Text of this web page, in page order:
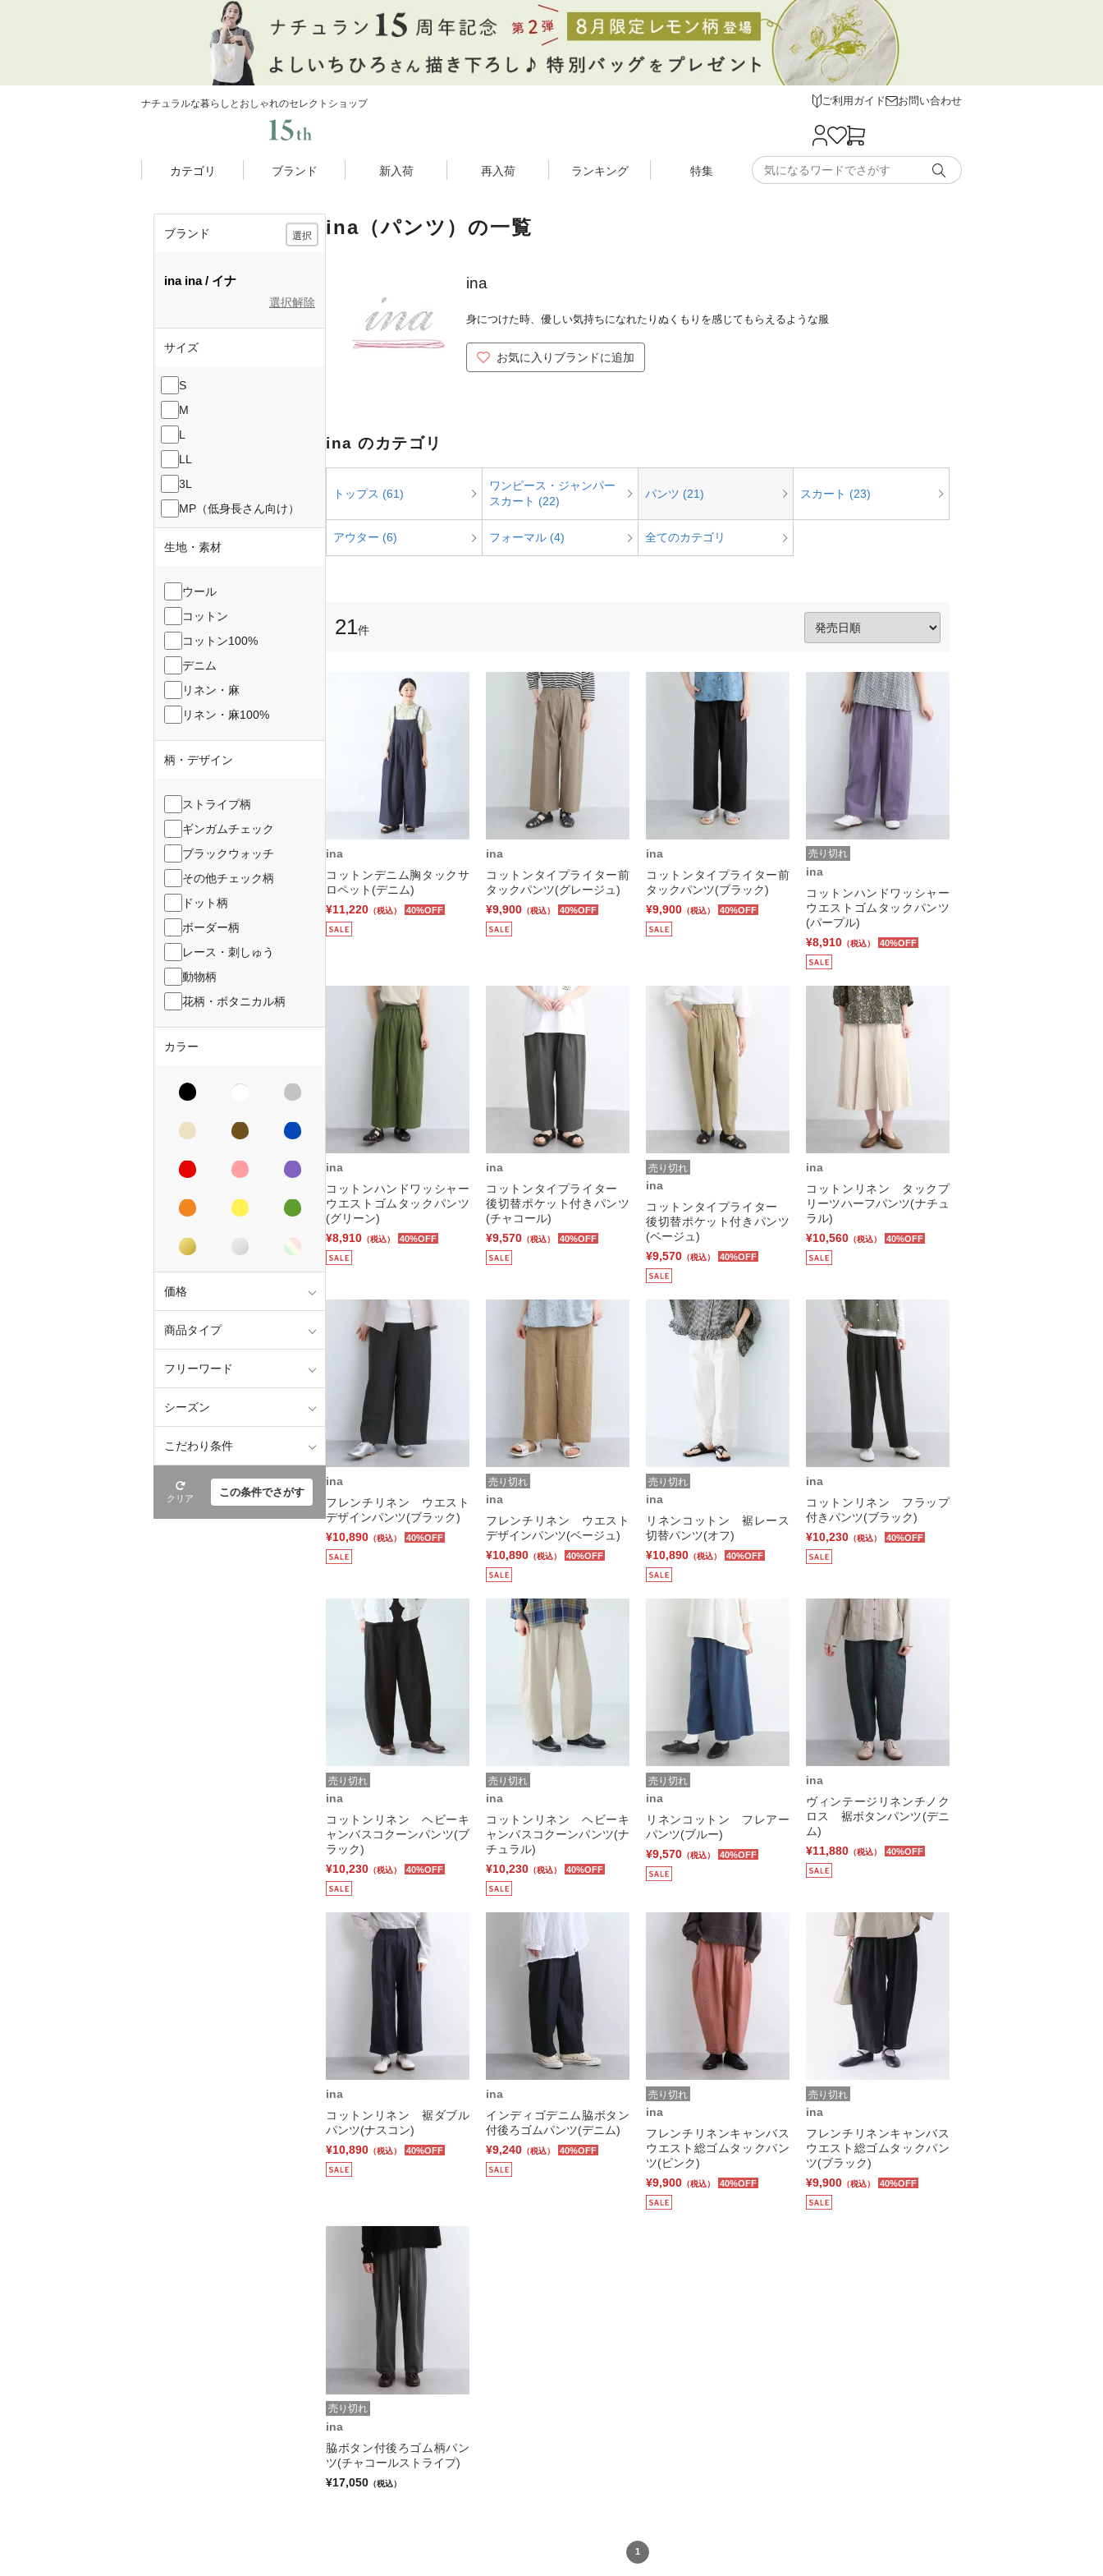
ナチュラルな暮らしとおしゃれのセレクトショップ ご利用ガイド お問い合わせ
カテゴリ ブランド 新入荷 再入荷 ランキング 特集
ブランド 選択
ina ina イナ
選択解除
サイズ
S
M
L
LL
3L
MP（低身長さん向け）
生地・素材
ウール
コットン
コットン100%
デニム
リネン・麻
リネン・麻100%
柄・デザイン
ストライプ柄
ギンガムチェック
ブラックウォッチ
その他チェック柄
ドット柄
ボーダー柄
レース・刺しゅう
動物柄
花柄・ボタニカル柄
カラー
価格
商品タイプ
フリーワード
シーズン
こだわり条件
クリア この条件でさがす
ina（パンツ）の一覧
ina
身につけた時、優しい気持ちになれたりぬくもりを感じてもらえるような服
お気に入りブランドに追加
ina のカテゴリ
トップス (61)
ワンピース・ジャンパー
スカート (22)
パンツ (21) スカート (23)
アウター (6) フォーマル (4) 全てのカテゴリ
21件
ina
コットンデニム胸タックサ
ロペット(デニム)
¥11,220 （税込） 40%OFF
ina
コットンタイプライター前
タックパンツ(グレージュ)
¥9,900 （税込） 40%OFF
ina
コットンタイプライター前
タックパンツ(ブラック)
¥9,900 （税込） 40%OFF
売り切れ
ina
コットンハンドワッシャー
ウエストゴムタックパンツ
(パープル)
¥8,910 （税込） 40%OFF
ina
コットンハンドワッシャー
ウエストゴムタックパンツ
(グリーン)
¥8,910 （税込） 40%OFF
ina
コットンタイプライター
後切替ポケット付きパンツ
(チャコール)
¥9,570 （税込） 40%OFF
売り切れ
ina
コットンタイプライター
後切替ポケット付きパンツ
(ベージュ)
¥9,570 （税込） 40%OFF
ina
コットンリネン タックプ
リーツハーフパンツ(ナチュ
ラル)
¥10,560 （税込） 40%OFF
ina
フレンチリネン ウエスト
デザインパンツ(ブラック)
¥10,890 （税込） 40%OFF
売り切れ
ina
フレンチリネン ウエスト
デザインパンツ(ベージュ)
¥10,890 （税込） 40%OFF
売り切れ
ina
リネンコットン 裾レース
切替パンツ(オフ)
¥10,890 （税込） 40%OFF
ina
コットンリネン フラップ
付きパンツ(ブラック)
¥10,230 （税込） 40%OFF
売り切れ
ina
コットンリネン ヘビーキ
ャンバスコクーンパンツ(ブ
ラック)
¥10,230 （税込） 40%OFF
売り切れ
ina
コットンリネン ヘビーキ
ャンバスコクーンパンツ(ナ
チュラル)
¥10,230 （税込） 40%OFF
売り切れ
ina
リネンコットン フレアー
パンツ(ブルー)
¥9,570 （税込） 40%OFF
ina
ヴィンテージリネンチノク
ロス 裾ボタンパンツ(デニ
ム)
¥11,880 （税込） 40%OFF
ina
コットンリネン 裾ダブル
パンツ(ナスコン)
¥10,890 （税込） 40%OFF
ina
インディゴデニム脇ボタン
付後ろゴムパンツ(デニム)
¥9,240 （税込） 40%OFF
売り切れ
ina
フレンチリネンキャンバス
ウエスト総ゴムタックパン
ツ(ピンク)
¥9,900 （税込） 40%OFF
売り切れ
ina
フレンチリネンキャンバス
ウエスト総ゴムタックパン
ツ(ブラック)
¥9,900 （税込） 40%OFF
売り切れ
ina
脇ボタン付後ろゴム柄パン
ツ(チャコールストライプ)
¥17,050 （税込）
1